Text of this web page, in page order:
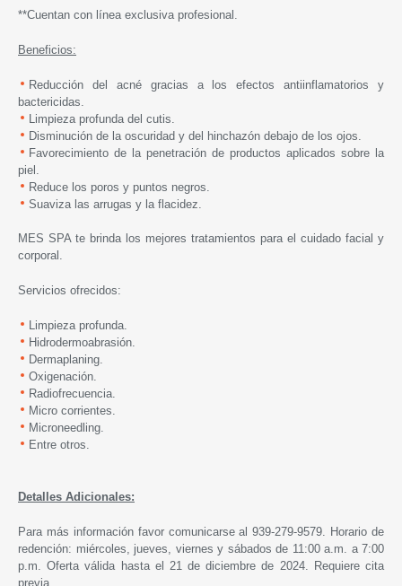
**Cuentan con línea exclusiva profesional.
Beneficios:
Reducción del acné gracias a los efectos antiinflamatorios y
bactericidas.
Limpieza profunda del cutis.
Disminución de la oscuridad y del hinchazón debajo de los ojos.
Favorecimiento de la penetración de productos aplicados sobre la
piel.
Reduce los poros y puntos negros.
Suaviza las arrugas y la flacidez.
MES SPA te brinda los mejores tratamientos para el cuidado facial y
corporal.
Servicios ofrecidos:
Limpieza profunda.
Hidrodermoabrasión.
Dermaplaning.
Oxigenación.
Radiofrecuencia.
Micro corrientes.
Microneedling.
Entre otros.
Detalles Adicionales:
Para más información favor comunicarse al 939-279-9579. Horario de
redención: miércoles, jueves, viernes y sábados de 11:00 a.m. a 7:00
p.m. Oferta válida hasta el 21 de diciembre de 2024. Requiere cita
previa.